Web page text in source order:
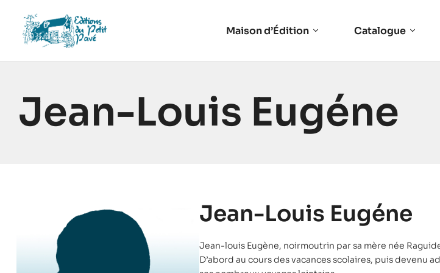
Maison d’Édition Catalogue
Jean-Louis Eugéne
Jean-Louis Eugéne
Jean-louis Eugène, noirmoutrin par sa mère née
D’abord au cours des vacances scolaires, puis